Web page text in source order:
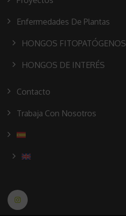
Enfermedades De Plantas
HONGOS FITOPATÓGENOS
HONGOS DE INTERÉS
Contacto
Trabaja Con Nosotros